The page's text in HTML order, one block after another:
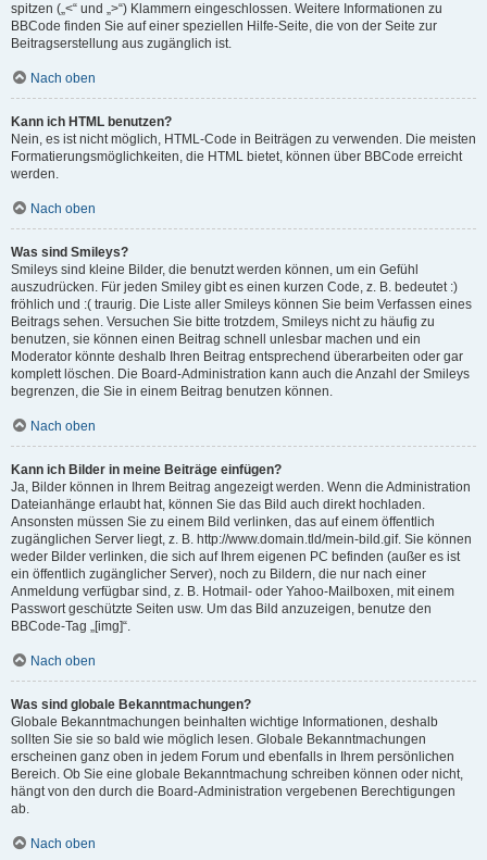
spitzen („<“ und „>“) Klammern eingeschlossen. Weitere Informationen zu
BBCode finden Sie auf einer speziellen Hilfe-Seite, die von der Seite zur
Beitragserstellung aus zugänglich ist.
Nach oben
Kann ich HTML benutzen?
Nein, es ist nicht möglich, HTML-Code in Beiträgen zu verwenden. Die meisten
Formatierungsmöglichkeiten, die HTML bietet, können über BBCode erreicht
werden.
Nach oben
Was sind Smileys?
Smileys sind kleine Bilder, die benutzt werden können, um ein Gefühl
auszudrücken. Für jeden Smiley gibt es einen kurzen Code, z. B. bedeutet :)
fröhlich und :( traurig. Die Liste aller Smileys können Sie beim Verfassen eines
Beitrags sehen. Versuchen Sie bitte trotzdem, Smileys nicht zu häufig zu
benutzen, sie können einen Beitrag schnell unlesbar machen und ein
Moderator könnte deshalb Ihren Beitrag entsprechend überarbeiten oder gar
komplett löschen. Die Board-Administration kann auch die Anzahl der Smileys
begrenzen, die Sie in einem Beitrag benutzen können.
Nach oben
Kann ich Bilder in meine Beiträge einfügen?
Ja, Bilder können in Ihrem Beitrag angezeigt werden. Wenn die Administration
Dateianhänge erlaubt hat, können Sie das Bild auch direkt hochladen.
Ansonsten müssen Sie zu einem Bild verlinken, das auf einem öffentlich
zugänglichen Server liegt, z. B. http://www.domain.tld/mein-bild.gif. Sie können
weder Bilder verlinken, die sich auf Ihrem eigenen PC befinden (außer es ist
ein öffentlich zugänglicher Server), noch zu Bildern, die nur nach einer
Anmeldung verfügbar sind, z. B. Hotmail- oder Yahoo-Mailboxen, mit einem
Passwort geschützte Seiten usw. Um das Bild anzuzeigen, benutze den
BBCode-Tag „[img]“.
Nach oben
Was sind globale Bekanntmachungen?
Globale Bekanntmachungen beinhalten wichtige Informationen, deshalb
sollten Sie sie so bald wie möglich lesen. Globale Bekanntmachungen
erscheinen ganz oben in jedem Forum und ebenfalls in Ihrem persönlichen
Bereich. Ob Sie eine globale Bekanntmachung schreiben können oder nicht,
hängt von den durch die Board-Administration vergebenen Berechtigungen
ab.
Nach oben